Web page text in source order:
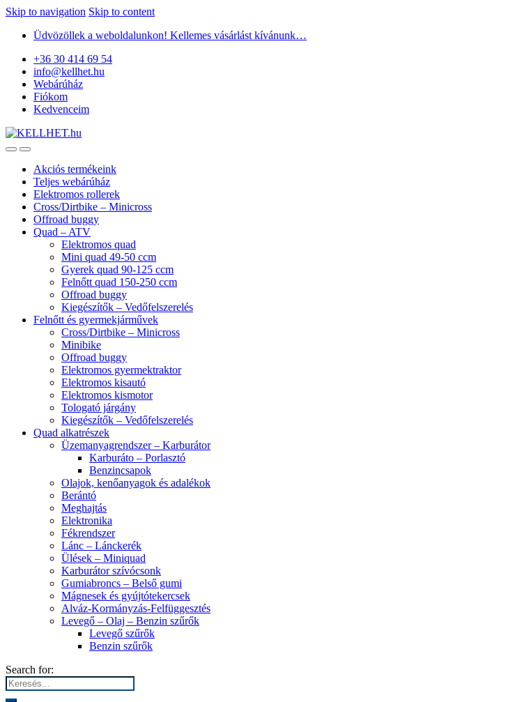
Skip to navigation Skip to content
Üdvözöllek a weboldalunkon! Kellemes vásárlást kívánunk…
+36 30 414 69 54
info@kellhet.hu
Webárúház
Fiókom
Kedvenceim
Akciós termékeink
Teljes webárúház
Elektromos rollerek
Cross/Dirtbike – Minicross
Offroad buggy
Quad – ATV
Elektromos quad
Mini quad 49-50 ccm
Gyerek quad 90-125 ccm
Felnőtt quad 150-250 ccm
Offroad buggy
Kiegészítők – Vedőfelszerelés
Felnőtt és gyermekjárművek
Cross/Dirtbike – Minicross
Minibike
Offroad buggy
Elektromos gyermektraktor
Elektromos kisautó
Elektromos kismotor
Tologató járgány
Kiegészítők – Vedőfelszerelés
Quad alkatrészek
Üzemanyagrendszer – Karburátor
Karburáto – Porlasztó
Benzincsapok
Olajok, kenőanyagok és adalékok
Berántó
Meghajtás
Elektronika
Fékrendszer
Lánc – Lánckerék
Ülések – Miniquad
Karburátor szívócsonk
Gumiabroncs – Belső gumi
Mágnesek és gyújtótekercsek
Alváz-Kormányzás-Felfüggesztés
Levegő – Olaj – Benzin szűrők
Levegő szűrők
Benzin szűrők
Search for: